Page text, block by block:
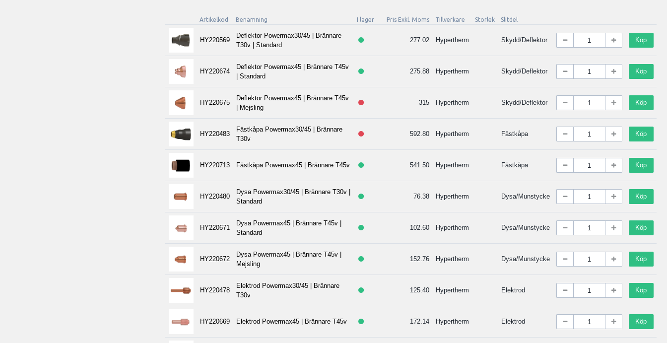
Artikelkod Benämning I lager Pris Exkl. Moms Tillverkare Storlek Slitdel
HY220569
Deflektor Powermax30/45 | Brännare
T30v | Standard
277.02 Hypertherm Skydd/Deflektor Köp
HY220674
Deflektor Powermax45 | Brännare T45v
| Standard
275.88 Hypertherm Skydd/Deflektor Köp
HY220675
Deflektor Powermax45 | Brännare T45v
| Mejsling
315 Hypertherm Skydd/Deflektor Köp
HY220483
Fästkåpa Powermax30/45 | Brännare
T30v
592.80 Hypertherm Fästkåpa Köp
HY220713 Fästkåpa Powermax45 | Brännare T45v 541.50 Hypertherm Fästkåpa Köp
HY220480
Dysa Powermax30/45 | Brännare T30v |
Standard
76.38 Hypertherm Dysa/Munstycke Köp
HY220671
Dysa Powermax45 | Brännare T45v |
Standard
102.60 Hypertherm Dysa/Munstycke Köp
HY220672
Dysa Powermax45 | Brännare T45v |
Mejsling
152.76 Hypertherm Dysa/Munstycke Köp
HY220478
Elektrod Powermax30/45 | Brännare
T30v
125.40 Hypertherm Elektrod Köp
HY220669 Elektrod Powermax45 | Brännare T45v 172.14 Hypertherm Elektrod Köp